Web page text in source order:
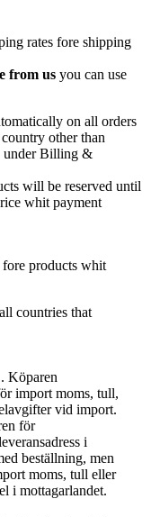
rates fore shipping
from us you can use
on all orders
other than
under Billing &
will be reserved until
whit payment
products whit
countries that
Köparen
import moms, tull,
vid import.
för
i
beställning, men
moms, tull eller
i mottagarlandet.